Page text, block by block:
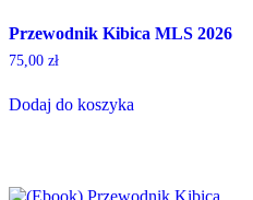
Przewodnik Kibica MLS 2026
75,00 zł
Dodaj do koszyka